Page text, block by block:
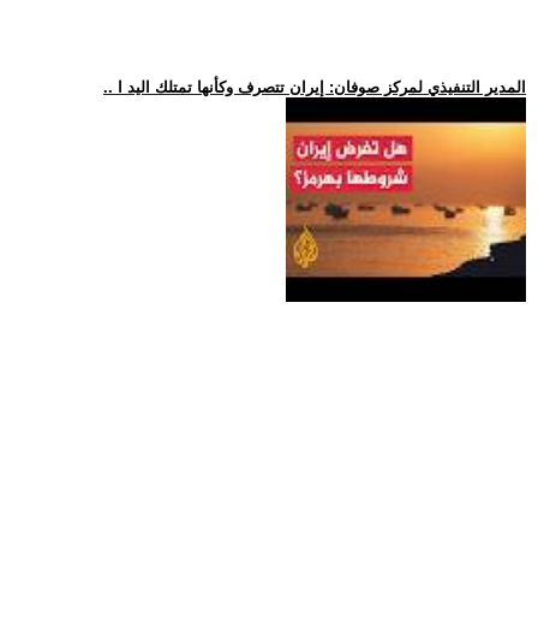
.. المدير التنفيذي لمركز صوفان: إيران تتصرف وكأنها تمتلك اليد ا